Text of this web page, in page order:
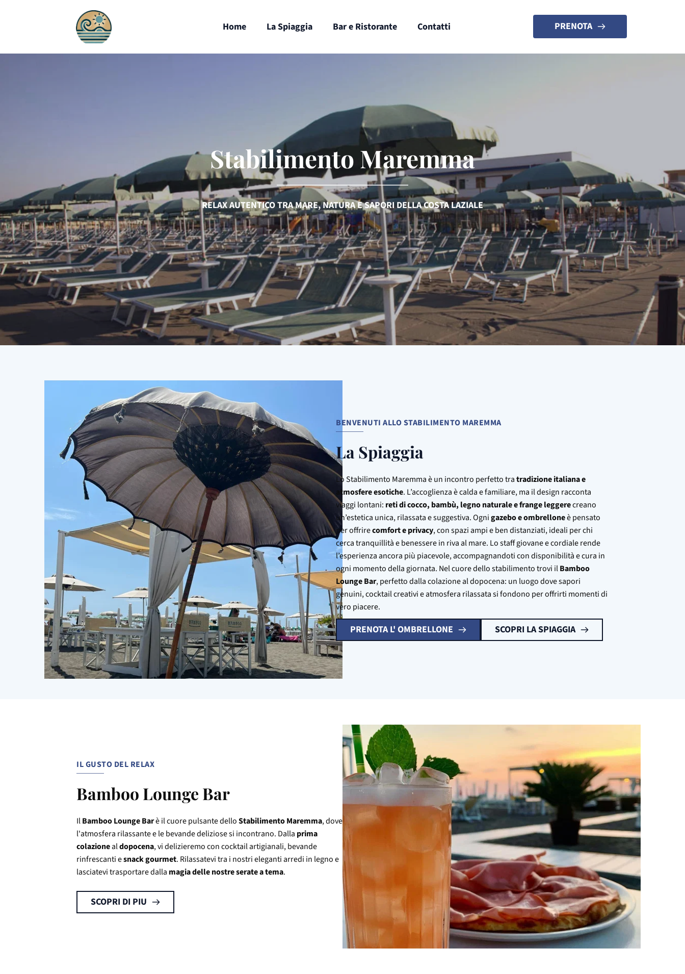
Home La Spiaggia Bar e Ristorante Contatti PRENOTA
Stabilimento Maremma
RELAX AUTENTICO TRA MARE, NATURA E SAPORI DELLA COSTA LAZIALE
BENVENUTI ALLO STABILIMENTO MAREMMA
La Spiaggia
Lo Stabilimento Maremma è un incontro perfetto tratradizione italiana e
atmosfere esotiche. L’accoglienza è calda e familiare, ma il design racconta
viaggi lontani: reti di cocco, bambù, legno naturale e frange leggerecreano
un’estetica unica, rilassata e suggestiva. Ognigazebo e ombrelloneè pensato
per offrirecomfort e privacy, con spazi ampi e ben distanziati, ideali per chi
cerca tranquillità e benessere in riva al mare. Lo staff giovane e cordiale rende
l’esperienza ancora più piacevole, accompagnandoti con disponibilità e cura in
ogni momento della giornata. Nel cuore dello stabilimento trovi ilBamboo
Lounge Bar, perfetto dalla colazione al dopocena: un luogo dove sapori
genuini, cocktail creativi e atmosfera rilassata si fondono per offrirti momenti di
vero piacere.
PRENOTA L' OMBRELLONE SCOPRI LA SPIAGGIA
IL GUSTO DEL RELAX
Bamboo Lounge Bar
IlBamboo Lounge Barè il cuore pulsante delloStabilimento Maremma, dove
l'atmosfera rilassante e le bevande deliziose si incontrano. Dalla prima
colazionealdopocena, vi delizieremo con cocktail artigianali, bevande
rinfrescanti esnack gourmet. Rilassatevi tra i nostri eleganti arredi in legno e
lasciatevi trasportare dalla magia delle nostre serate a tema.
SCOPRI DI PIU